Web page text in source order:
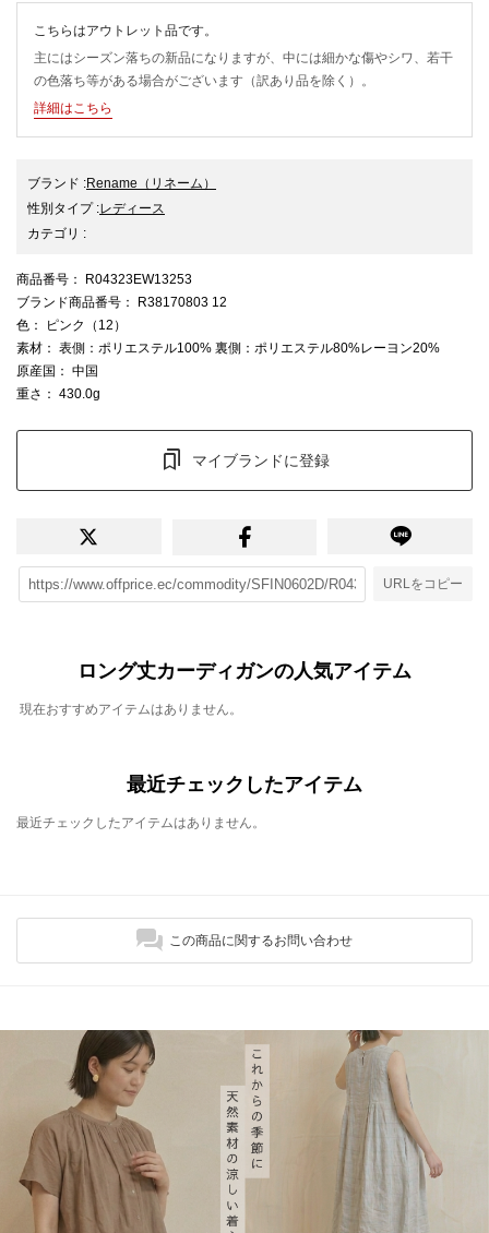
こちらはアウトレット品です。
主にはシーズン落ちの新品になりますが、中には細かな傷やシワ、若干
の色落ち等がある場合がございます（訳あり品を除く）。
詳細はこちら
ブランド :Rename （リネーム）
性別タイプ:レディース
カテゴリ :
商品番号 ： R04323EW13253
ブランド商品番号 ： R38170803 12
色 ： ピンク（12）
素材 ： 表側：ポリエステル100% 裏側：ポリエステル80%レーヨン20%
原産国 ： 中国
重さ ： 430.0g
マイブランドに登録
URLをコピー
ロング丈カーディガンの人気アイテム
現在おすすめアイテムはありません。
最近チェックしたアイテム
最近チェックしたアイテムはありません。
この商品に関するお問い合わせ